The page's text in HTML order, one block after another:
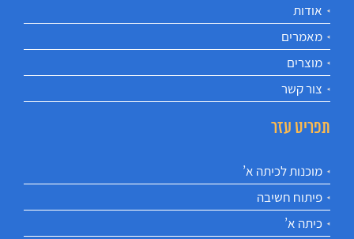
אודות
מאמרים
מוצרים
צור קשר
תפריט עזר
מוכנות לכיתה א’
פיתוח חשיבה
כיתה א’